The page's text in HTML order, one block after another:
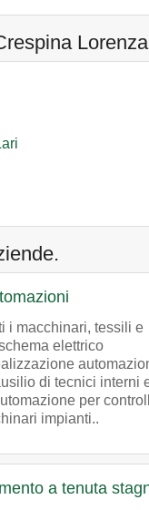
i macchinari, tessili e
elettrico
di tecnici interni
per
impianti..
a tenuta